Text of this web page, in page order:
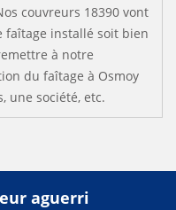
couvreurs 18390 vont
installé soit bien
à notre
du faîtage à Osmoy
une société, etc.
aguerri